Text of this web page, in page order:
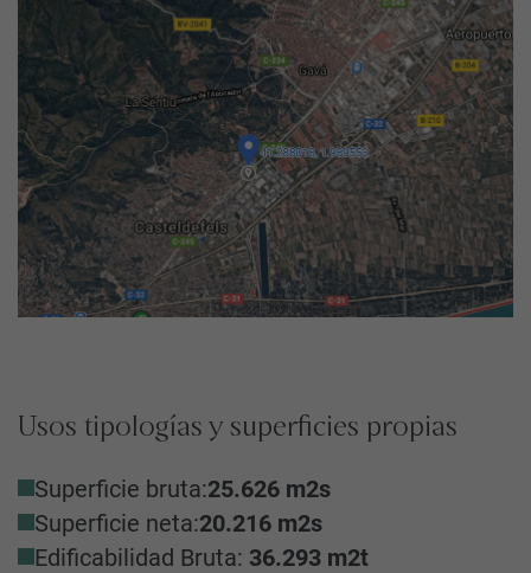
Usos tipologías y superficies propias
Superficie bruta:25.626 m2s
Superficie neta:20.216 m2s
Edificabilidad Bruta: 36.293 m2t